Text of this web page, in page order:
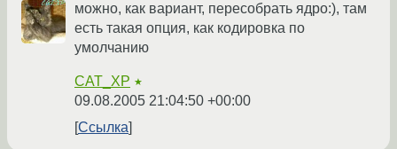
можно, как вариант, пересобрать ядро:), там
есть такая опция, как кодировка по
умолчанию
CAT_XP ★
09.08.2005 21:04:50 +00:00
Ссылка